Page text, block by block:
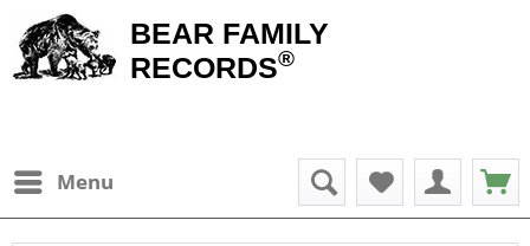
BEAR FAMILY
RECORDS®
Menu